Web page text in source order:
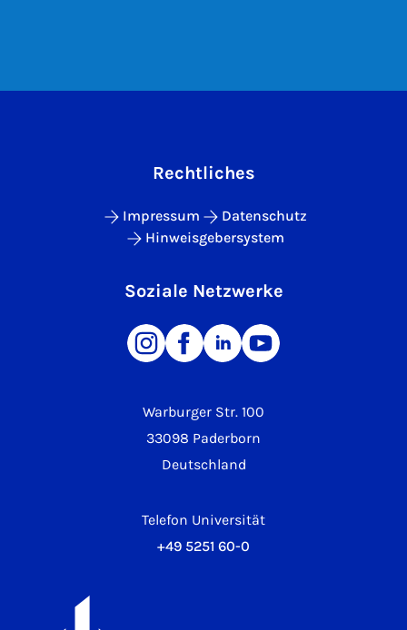
Warburger Str. 100
33098 Paderborn
Deutschland
Telefon Universität
+49 5251 60-0
Rechtliches
Impressum
Datenschutz
Hinweisgebersystem
Soziale Netzwerke